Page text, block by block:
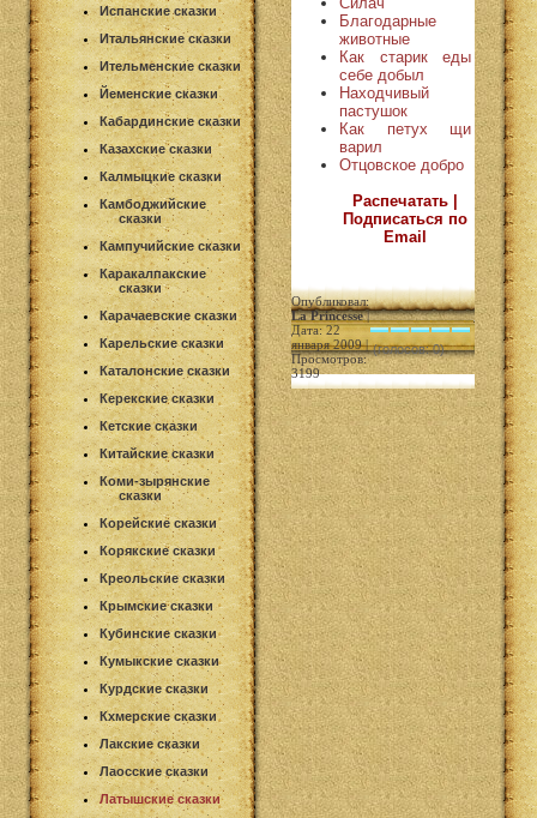
Испанские сказки
Итальянские сказки
Ительменские сказки
Йеменские сказки
Кабардинские сказки
Казахские сказки
Калмыцкие сказки
Камбоджийские
сказки
Кампучийские сказки
Каракалпакские
сказки
Карачаевские сказки
Карельские сказки
Каталонские сказки
Керекские сказки
Кетские сказки
Китайские сказки
Коми-зырянские
сказки
Корейские сказки
Корякские сказки
Креольские сказки
Крымские сказки
Кубинские сказки
Кумыкские сказки
Курдские сказки
Кхмерские сказки
Лакские сказки
Лаосские сказки
Латышские сказки
Благодарные
животные
Как старик еды
себе добыл
Находчивый
пастушок
Как петух щи
варил
Отцовское добро
Распечатать |
Подписаться по
Email
Опубликовал:
La Princesse|
Дата: 22
января 2009 |
Просмотров:
3199
(голосов: 0)